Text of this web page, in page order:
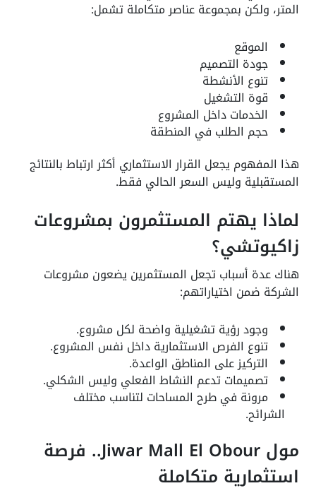
المتر، ولكن بمجموعة عناصر متكاملة تشمل:
الموقع
جودة التصميم
تنوع الأنشطة
قوة التشغيل
الخدمات داخل المشروع
حجم الطلب في المنطقة
هذا المفهوم يجعل القرار الاستثماري أكثر ارتباط بالنتائج
المستقبلية وليس السعر الحالي فقط.
لماذا يهتم المستثمرون بمشروعات
زاكيوتشي؟
هناك عدة أسباب تجعل المستثمرين يضعون مشروعات
الشركة ضمن اختياراتهم:
وجود رؤية تشغيلية واضحة لكل مشروع.
تنوع الفرص الاستثمارية داخل نفس المشروع.
التركيز على المناطق الواعدة.
تصميمات تدعم النشاط الفعلي وليس الشكلي.
مرونة في طرح المساحات لتناسب مختلف
الشرائح.
مول Jiwar Mall El Obour.. فرصة
استثمارية متكاملة